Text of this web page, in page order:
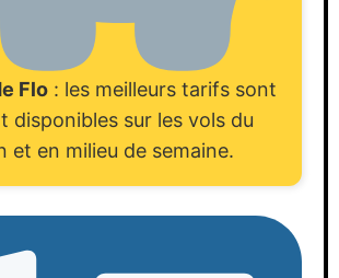
Flo : les meilleurs tarifs sont
disponibles sur les vols du
et en milieu de semaine.